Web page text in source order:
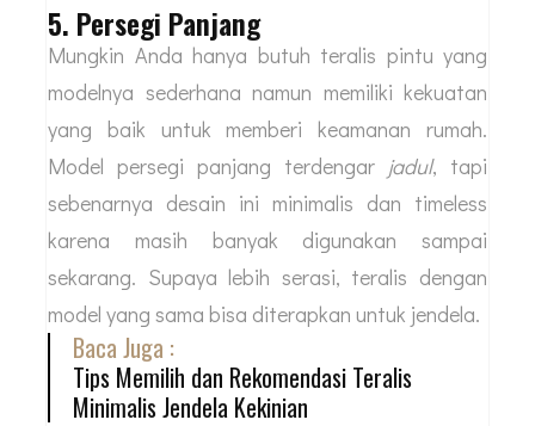
5. Persegi Panjang
Mungkin Anda hanya butuh teralis pintu yang
modelnya sederhana namun memiliki kekuatan
yang baik untuk memberi keamanan rumah.
Model persegi panjang terdengar jadul, tapi
sebenarnya desain ini minimalis dan timeless
karena masih banyak digunakan sampai
sekarang. Supaya lebih serasi, teralis dengan
model yang sama bisa diterapkan untuk jendela.
Baca Juga :
Tips Memilih dan Rekomendasi Teralis
Minimalis Jendela Kekinian